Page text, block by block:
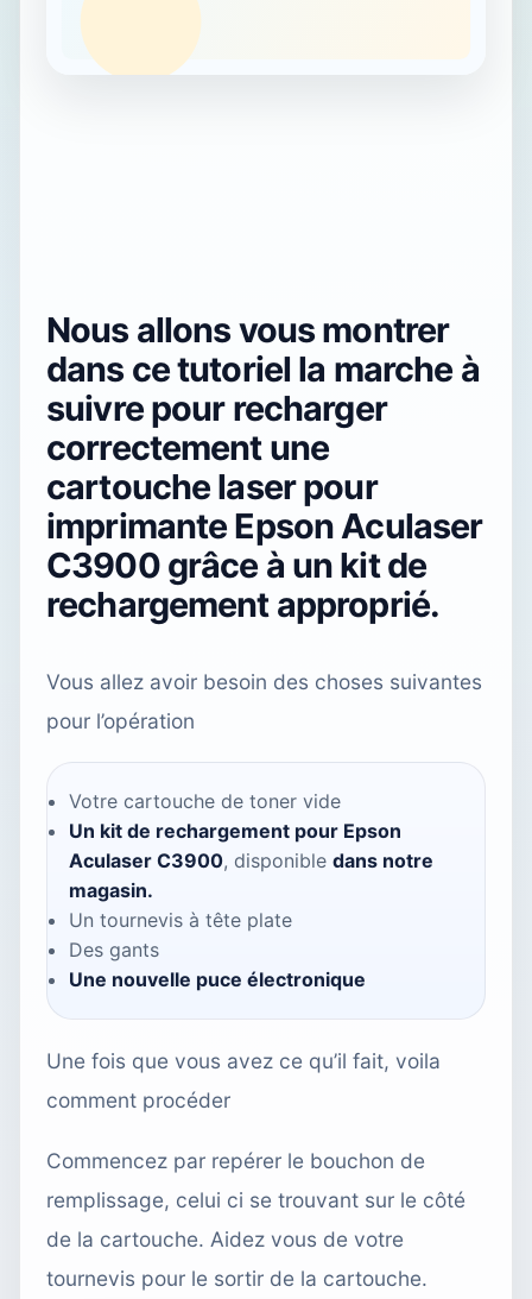
Nous allons vous montrer
dans ce tutoriel la marche à
suivre pour recharger
correctement une
cartouche laser pour
imprimante Epson Aculaser
C3900 grâce à un kit de
rechargement approprié.
Vous allez avoir besoin des choses suivantes
pour l’opération
Votre cartouche de toner vide
Un kit de rechargement pour Epson
Aculaser C3900, disponible dans notre
magasin.
Un tournevis à tête plate
Des gants
Une nouvelle puce électronique
Une fois que vous avez ce qu’il fait, voila
comment procéder
Commencez par repérer le bouchon de
remplissage, celui ci se trouvant sur le côté
de la cartouche. Aidez vous de votre
tournevis pour le sortir de la cartouche.